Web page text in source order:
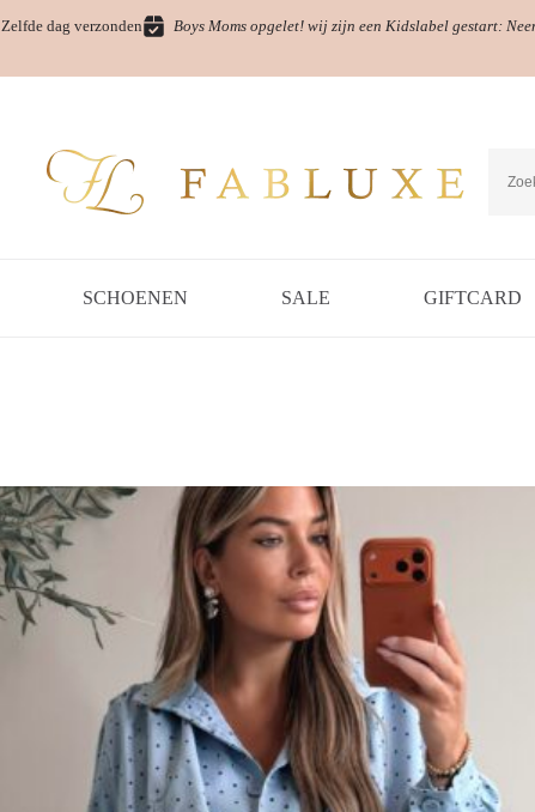
Zelfde dag verzonden Boys Moms opgelet! wij zijn een Kidslabel gestart:
SCHOENEN SALE GIFTCARD